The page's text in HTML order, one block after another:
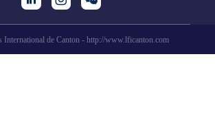
International de Canton - http://www.lficanton.com